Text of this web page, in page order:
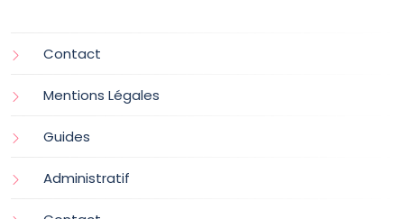
Contact
Mentions Légales
Guides
Administratif